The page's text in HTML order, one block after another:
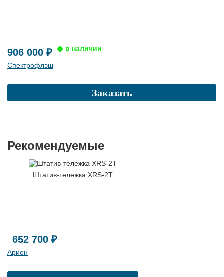
906 000 ₽
Спектрофлэш
Заказать
Рекомендуемые
Штатив-тележка XRS-2T
652 700 ₽
Арион